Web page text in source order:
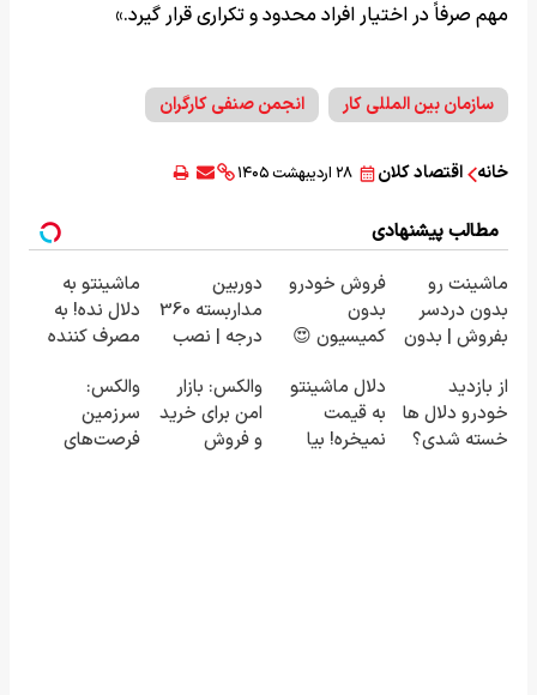
مهم صرفاً در اختیار افراد محدود و تکراری قرار گیرد.»
سازمان بین المللی کار انجمن صنفی کارگران
خانه اقتصاد کلان ۲۸ اردیبهشت ۱۴۰۵
مطالب پیشنهادی
ماشینت رو
بدون دردسر
بفروش | بدون
فروش خودرو
بدون
کمیسیون 😍
دوربین
مداربسته 360
درجه | نصب
ماشینتو به
دلال نده! به
مصرف کننده
پاسخ به یک
تماس
از بازدید
خودرو دلال ها
خسته شدی؟
دلال ماشینتو
به قیمت
نمیخره! بیا
والکس: بازار
امن برای خرید
و فروش
والکس:
سرزمین
فرصت‌های